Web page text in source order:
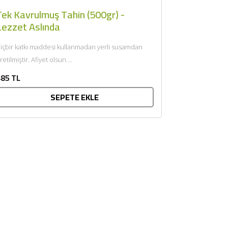
Kavrulmuş Tahin (500gr) -
Aslında
katkı maddesi kullanmadan yerli susamdan
üretilmiştir. Afiyet olsun....
TL
SEPETE EKLE